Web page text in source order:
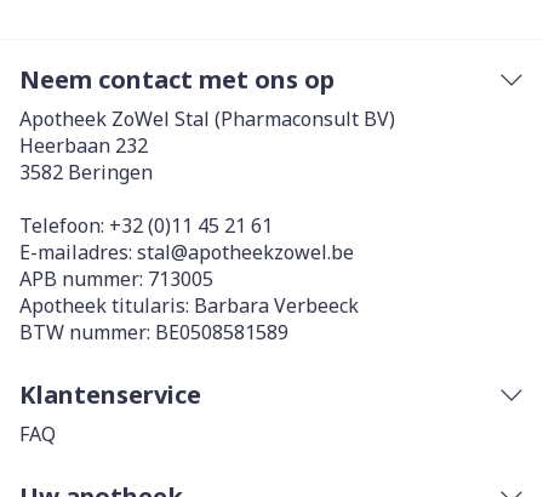
Neem contact met ons op
Apotheek ZoWel Stal (Pharmaconsult BV)
Heerbaan 232
3582 Beringen
Telefoon: +32 (0)11 45 21 61
E-mailadres: stal@apotheekzowel.be
APB nummer: 713005
Apotheek titularis: Barbara Verbeeck
BTW nummer: BE0508581589
Klantenservice
FAQ